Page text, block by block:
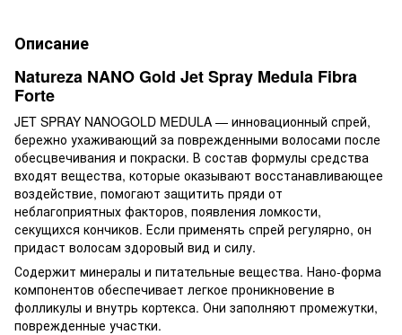
Описание
Natureza NANO Gold Jet Spray Medula Fibra
Forte
JET SPRAY NANOGOLD MEDULA — инновационный спрей,
бережно ухаживающий за поврежденными волосами после
обесцвечивания и покраски. В состав формулы средства
входят вещества, которые оказывают восстанавливающее
воздействие, помогают защитить пряди от
неблагоприятных факторов, появления ломкости,
секущихся кончиков. Если применять спрей регулярно, он
придаст волосам здоровый вид и силу.
Содержит минералы и питательные вещества. Нано-форма
компонентов обеспечивает легкое проникновение в
фолликулы и внутрь кортекса. Они заполняют промежутки,
поврежденные участки.